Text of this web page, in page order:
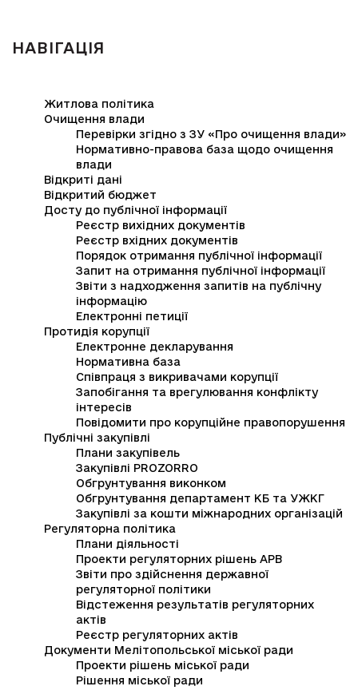
НАВІГАЦІЯ
Житлова політика
Очищення влади
Перевірки згідно з ЗУ «Про очищення влади»
Нормативно-правова база щодо очищення
влади
Відкриті дані
Відкритий бюджет
Досту до публічної інформації
Реєстр вихідних документів
Реєстр вхідних документів
Порядок отримання публічної інформації
Запит на отримання публічної інформації
Звіти з надходження запитів на публічну
інформацію
Електронні петиції
Протидія корупції
Електронне декларування
Нормативна база
Співпраця з викривачами корупції
Запобігання та врегулювання конфлікту
інтересів
Повідомити про корупційне правопорушення
Публічні закупівлі
Плани закупівель
Закупівлі PROZORRO
Обгрунтування виконком
Обгрунтування департамент КБ та УЖКГ
Закупівлі за кошти міжнародних організацій
Регуляторна політика
Плани діяльності
Проекти регуляторних рішень АРВ
Звіти про здійснення державної
регуляторної політики
Відстеження результатів регуляторних
актів
Реєстр регуляторних актів
Документи Мелітопольської міської ради
Проекти рішень міської ради
Рішення міської ради